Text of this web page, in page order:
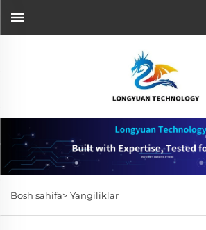
Bosh sahifa> Yangiliklar